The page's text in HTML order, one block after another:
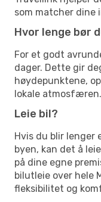
som matcher dine
Hvor lenge bør
For et godt
dager. Dette gir
høydepunktene,
lokale atmosfæren.
Leie bil?
Hvis du blir lenger
byen, kan det å
på dine egne
bilutleie over hele
fleksibilitet og